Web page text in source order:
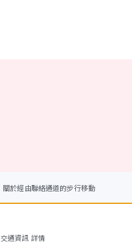
關於經由聯絡通道的步行移動
交通資訊 詳情